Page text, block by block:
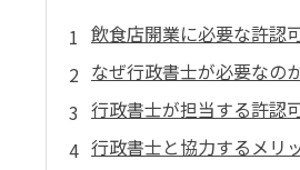
飲食店開業に必要な許認
なぜ行政書士が必要なの
行政書士が担当する許認
行政書士と協力するメリ